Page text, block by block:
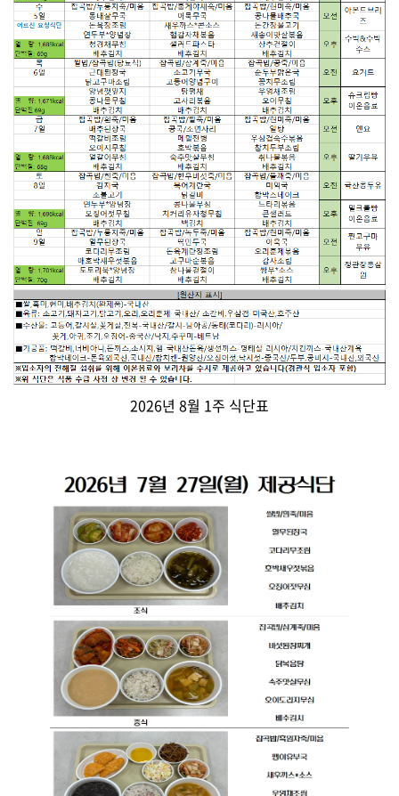
2026년 8월 1주 식단표